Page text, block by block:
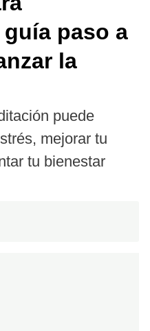
paso a
la
puede
mejorar tu
tu bienestar